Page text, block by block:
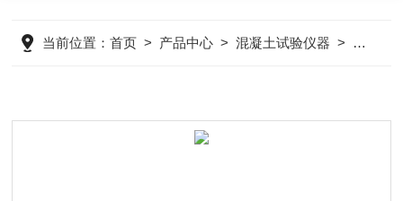
当前位置：首页 > 产品中心 >混凝土试验仪器 > 混凝土